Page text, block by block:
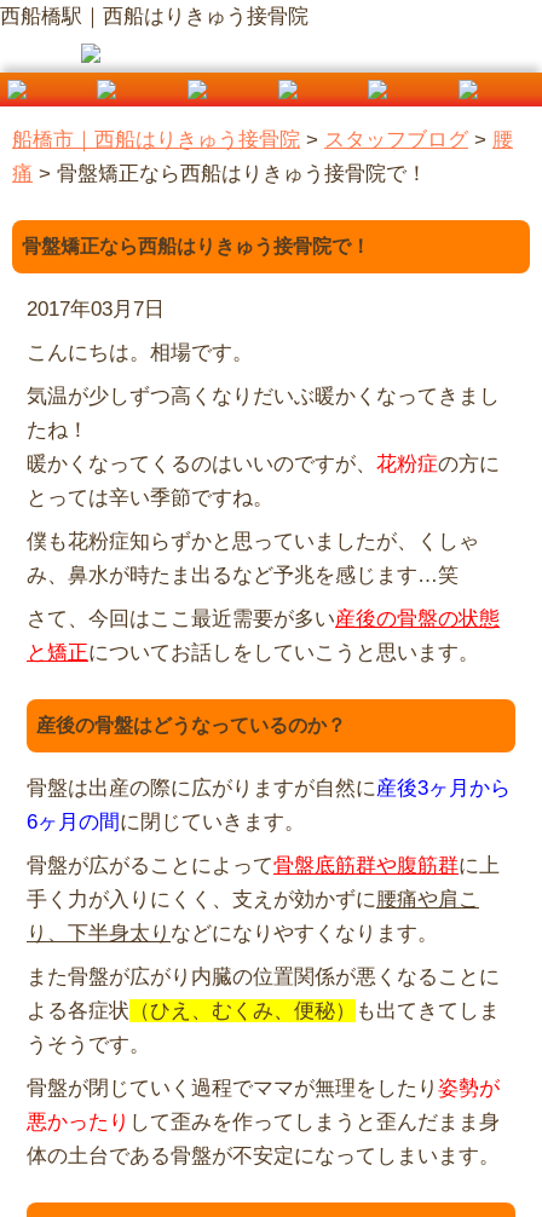
西船橋駅｜西船はりきゅう接骨院
船橋市｜西船はりきゅう接骨院 > スタッフブログ > 腰
痛 > 骨盤矯正なら西船はりきゅう接骨院で！
骨盤矯正なら西船はりきゅう接骨院で！
2017年03月7日
こんにちは。相場です。
気温が少しずつ高くなりだいぶ暖かくなってきまし
たね！
暖かくなってくるのはいいのですが、 花粉症の方に
とっては辛い季節ですね。
僕も花粉症知らずかと思っていましたが、くしゃ
み、 鼻水が時たま出るなど予兆を感じます…笑
さて、 今回はここ最近需要が多い産後の骨盤の状態
と矯正についてお話し をしていこうと思います。
産後の骨盤はどうなっているのか？
骨盤は出産の際に広がりますが自然に産後3ヶ月から
6ヶ月の間に閉じていきます。
骨盤が広がることによって骨盤底筋群や腹筋群に上
手く力が入りに くく、支えが効かずに腰痛や肩こ
り、 下半身太り などになりやすくなります。
また骨盤が広がり内臓の位置関係が悪くなることに
よる各症状 （ひえ、むくみ、便秘）
も出てきてしま
うそうです。
骨盤が閉じていく過程でママが無理をしたり 姿勢が
悪かったり して歪みを作ってしまうと歪んだまま身
体の土台である骨盤が不安定になってしまいます。